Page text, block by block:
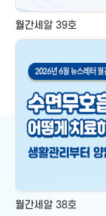
월간세알 39호
월간세알 38호